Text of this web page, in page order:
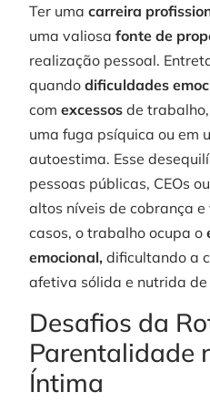
Ter umacarreira
uma valiosafonte de
realização pessoal.
quandodificuldades
com excessosde
uma fuga psíquica ou em
autoestima. Esse
pessoas públicas, CEOs
altos níveis de cobrança
casos, o trabalho ocupa o
emocional, dificultando a
afetiva sólida e nutrida
Desafios da
Parentalidade
Íntima